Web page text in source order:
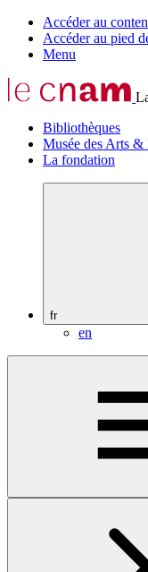
Accéder au
Accéder au pied
Menu
Bibliothèques
Musée des Arts &
La fondation
fr
en